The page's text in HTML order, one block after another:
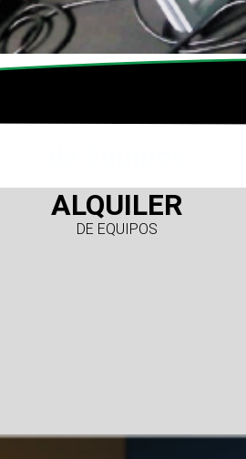
ALQUILER
DE EQUIPOS